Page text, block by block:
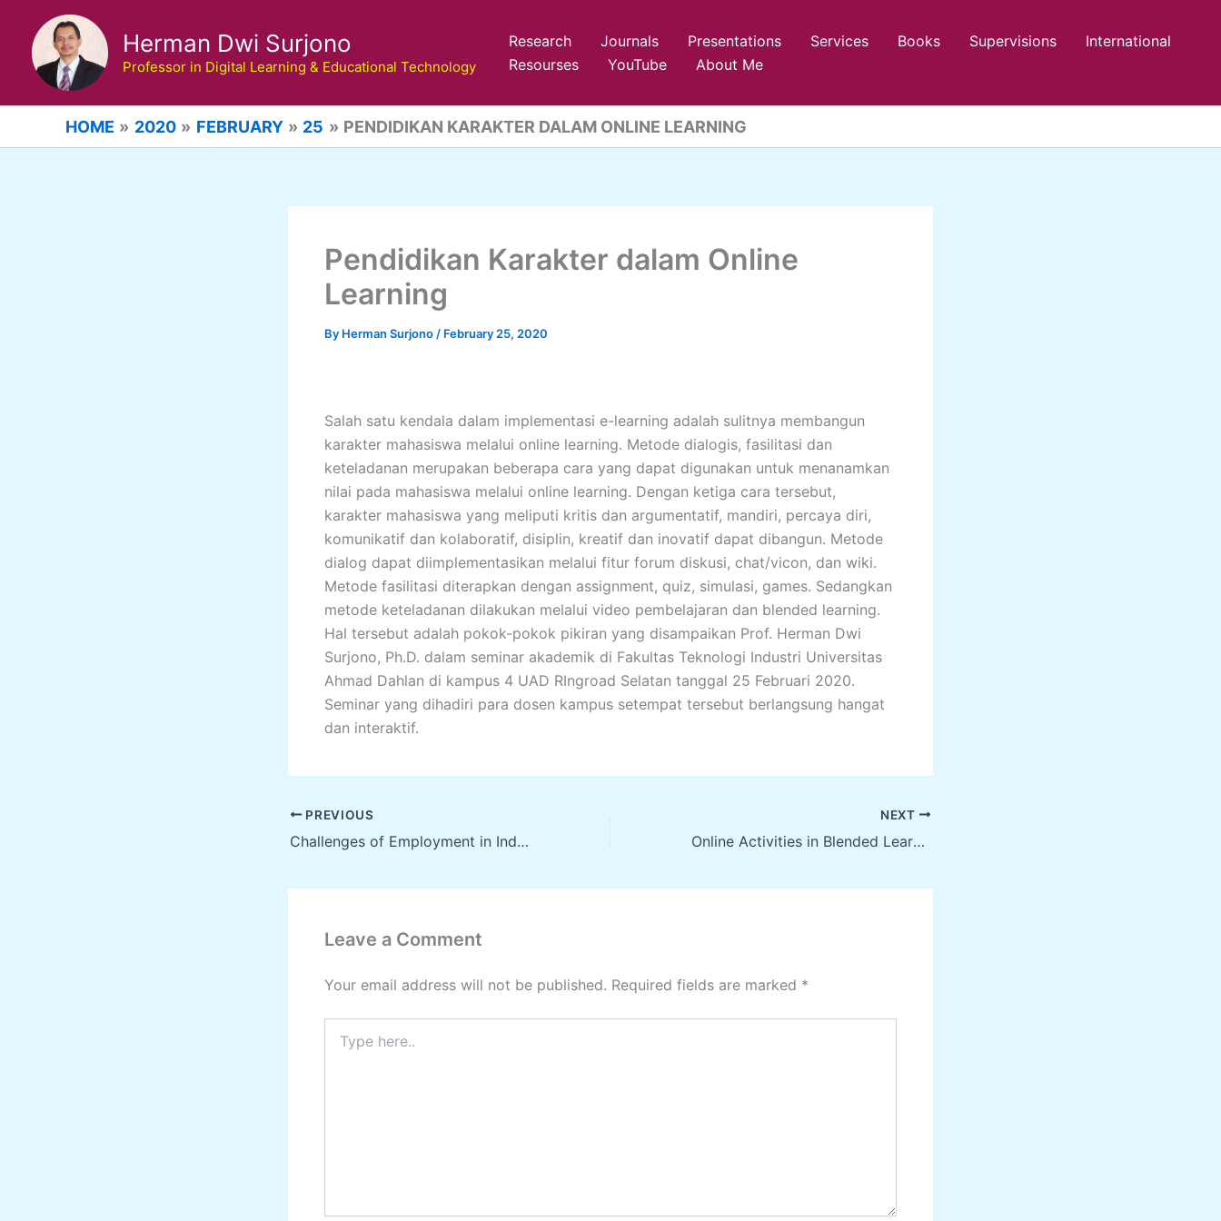
content
Herman Dwi Surjono
Professor in Digital Learning & Educational Technology
Research Journals Presentations Services Books Supervisions
International
Resourses
YouTube About Me
HOME 2020 FEBRUARY 25 PENDIDIKAN KARAKTER DALAM ONLINE LEARNING
Pendidikan Karakter dalam Online
Learning
By Herman Surjono / February 25, 2020
Salah satu kendala dalam implementasi e-learning adalah sulitnya membangun
karakter mahasiswa melalui online learning. Metode dialogis, fasilitasi dan
keteladanan merupakan beberapa cara yang dapat digunakan untuk menanamkan
nilai pada mahasiswa melalui online learning. Dengan ketiga cara tersebut,
karakter mahasiswa yang meliputi kritis dan argumentatif, mandiri, percaya diri,
komunikatif dan kolaboratif, disiplin, kreatif dan inovatif dapat dibangun. Metode
dialog dapat diimplementasikan melalui fitur forum diskusi, chat/vicon, dan wiki.
Metode fasilitasi diterapkan dengan assignment, quiz, simulasi, games. Sedangkan
metode keteladanan dilakukan melalui video pembelajaran dan blended learning.
Hal tersebut adalah pokok-pokok pikiran yang disampaikan Prof. Herman Dwi
Surjono, Ph.D. dalam seminar akademik di Fakultas Teknologi Industri Universitas
Ahmad Dahlan di kampus 4 UAD RIngroad Selatan tanggal 25 Februari 2020.
Seminar yang dihadiri para dosen kampus setempat tersebut berlangsung hangat
dan interaktif.
PREVIOUS
Challenges of Employment in Indonesia
NEXT
Online Activities in Blended Learning
Leave a Comment
Your email address will not be published. Required fields are marked *
here..